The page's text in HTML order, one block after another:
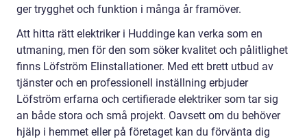
ger trygghet och funktion i många år framöver.
Att hitta rätt elektriker i Huddinge kan verka som en
utmaning, men för den som söker kvalitet och pålitlighet
finns Löfström Elinstallationer. Med ett brett utbud av
tjänster och en professionell inställning erbjuder
Löfström erfarna och certifierade elektriker som tar sig
an både stora och små projekt. Oavsett om du behöver
hjälp i hemmet eller på företaget kan du förvänta dig